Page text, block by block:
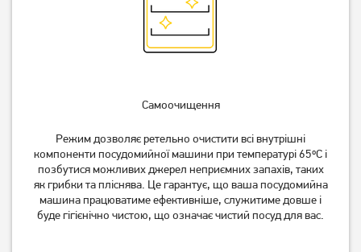
Самоочищення
Режим дозволяє ретельно очистити всі внутрішні
компоненти посудомийної машини при температурі 65ºC і
позбутися можливих джерел неприємних запахів, таких
як грибки та пліснява. Це гарантує, що ваша посудомийна
машина працюватиме ефективніше, служитиме довше і
буде гігієнічно чистою, що означає чистий посуд для вас.